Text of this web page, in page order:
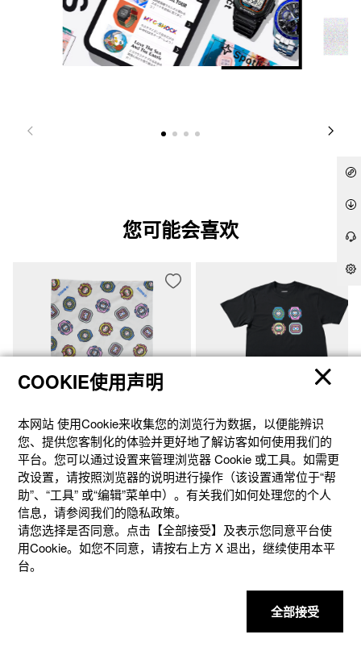
您可能会喜欢
￥90元 ￥390元
COOKIE使用声明
本网站 使⽤Cookie来收集您的浏览⾏为数据，以便能辨识
您、提供您客制化的体验并更好地了解访客如何使⽤我们的
平台。您可以通过设置来管理浏览器 Cookie 或⼯具。如需更
改设置，请按照浏览器的说明进⾏操作（该设置通常位于“帮
助”、“⼯具” 或“编辑”菜单中）。有关我们如何处理您的个⼈
信息，请参阅我们的隐私政策。
请您选择是否同意。点击【全部接受】及表示您同意平台使
用Cookie。如您不同意，请按右上⽅ X 退出，继续使⽤本平
台。
全部接受